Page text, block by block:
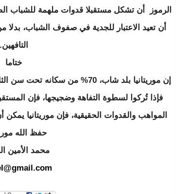
الرموز أن تشكل مستقبلا قدوات ملهمة للشباب
أن تعيد الاعتبار للجدية في صفوف الشباب،
التافهين.
ختاما
إن موريتانيا بلد شاب، 70% من
فإذا تُركوا لسطوة التفاهة وضجيجها، فإن
المواهب والقدوات الحقيقية، فإن موريتانيا
حفظ الله
محمد الأمين